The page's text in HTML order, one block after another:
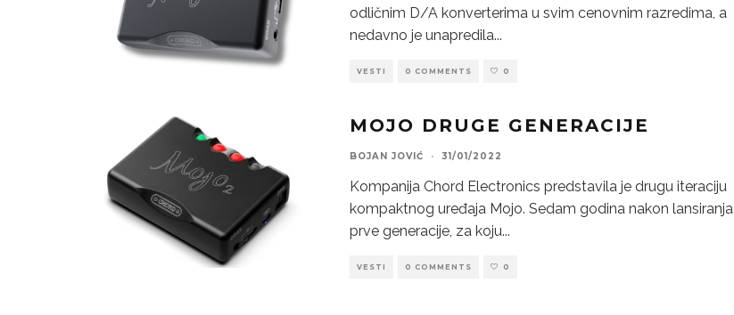
odličnim D/A konverterima u svim cenovnim razredima, a
nedavno je unapredila...
VESTI 0 COMMENTS 0
MOJO DRUGE GENERACIJE
BOJAN JOVIĆ · 31/01/2022
Kompanija Chord Electronics predstavila je drugu iteraciju
kompaktnog uređaja Mojo. Sedam godina nakon lansiranja
prve generacije, za koju...
VESTI 0 COMMENTS 0